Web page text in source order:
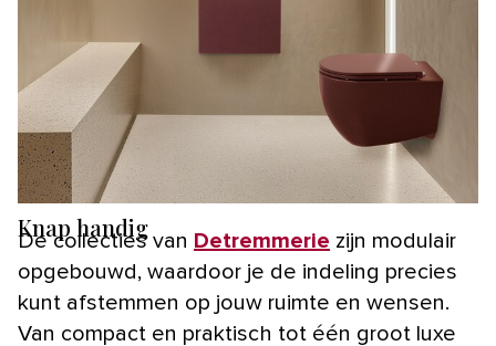
Knap handig
De collecties van Detremmerie zijn modulair
opgebouwd, waardoor je de indeling precies
kunt afstemmen op jouw ruimte en wensen.
Van compact en praktisch tot één groot luxe